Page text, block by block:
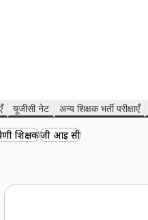
यूजीसी नेट अन्य शिक्षक भर्ती परीक्षाएँ
शिक्षकजी आई सी